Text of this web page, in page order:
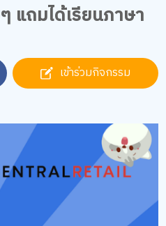
แถมได้เรียนภาษา
เข้าร่วมกิจกรรม